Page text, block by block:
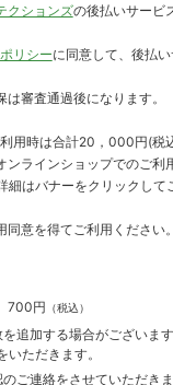
クションズの後払いサービ
リシーに同意して、後払
審査通過後になります。
用時は合計20，000円(税
ラインショップでのご利
はバナーをクリックして
意を得てご利用ください。
700円 （税込）
追加する場合がございま
いただきます。
ご連絡をさせていただきま